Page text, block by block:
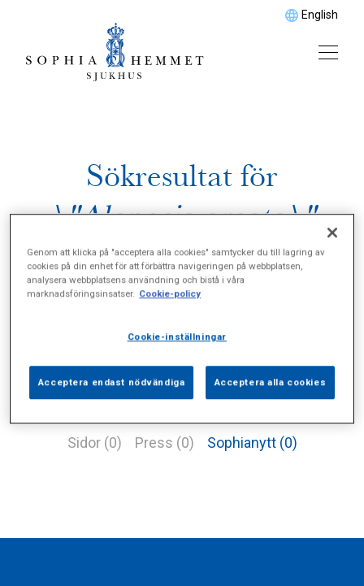
English
Sökresultat för
\"Alopecia areata\"
Sidor (0) Press (0) Sophianytt (0)
Genom att klicka på "acceptera alla cookies" samtycker du till lagring av
cookies på din enhet för att förbättra navigeringen på webbplatsen,
analysera webbplatsens användning och bistå i våra
marknadsföringsinsatser. Cookie-policy
Cookie-inställningar
Acceptera endast nödvändiga Acceptera alla cookies